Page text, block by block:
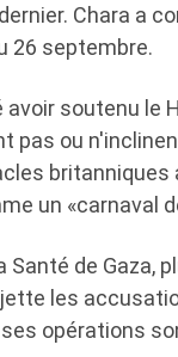
Chara a
26 septembre.
avoir soutenu le
pas ou
un «carnaval
Santé de Gaza,
les
opérations